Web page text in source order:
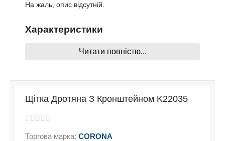
На жаль, опис відсутній.
Характеристики
На жаль, характеристики відсутні
Читати повністю...
Щітка Дротяна З Кронштейном K22035
Торгова марка: CORONA